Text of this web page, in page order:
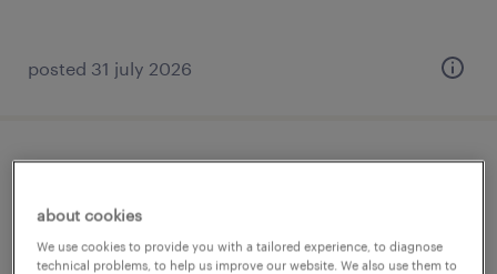
posted 31 july 2026
自動車・輸送機器の仕分け・ピッキング・
梱包、検査、検品
新潟県小千谷市, 新潟県
about cookies
We use cookies to provide you with a tailored experience, to diagnose
technical problems, to help us improve our website. We also use them to